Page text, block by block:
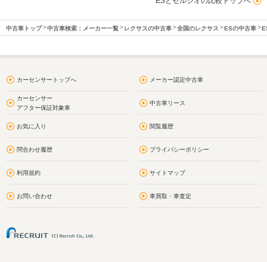
中古車トップ 中古車検索：メーカー一覧 レクサスの中古車 全国のレクサス ESの中古車
カーセンサートップへ メーカー認定中古車
カーセンサー
アフター保証対象車
中古車リース
お気に入り 閲覧履歴
問合わせ履歴 プライバシーポリシー
利用規約 サイトマップ
お問い合わせ 車買取・車査定